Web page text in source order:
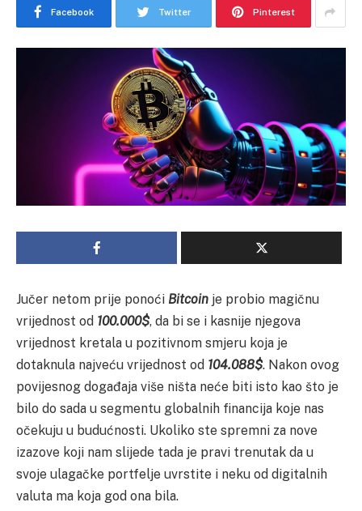
Facebook Twitter Pinterest
Jučer netom prije ponoći Bitcoin je probio magičnu
vrijednost od 100.000$, da bi se i kasnije njegova
vrijednost kretala u pozitivnom smjeru koja je
dotaknula najveću vrijednost od 104.088$. Nakon ovog
povijesnog događaja više ništa neće biti isto kao što je
bilo do sada u segmentu globalnih financija koje nas
očekuju u budućnosti. Ukoliko ste spremni za nove
izazove koji nam slijede tada je pravi trenutak da u
svoje ulagačke portfelje uvrstite i neku od digitalnih
valuta ma koja god ona bila.